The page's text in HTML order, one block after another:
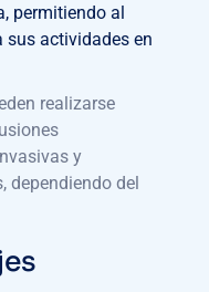
permitiendo al
sus actividades en
realizarse
y
dependiendo del